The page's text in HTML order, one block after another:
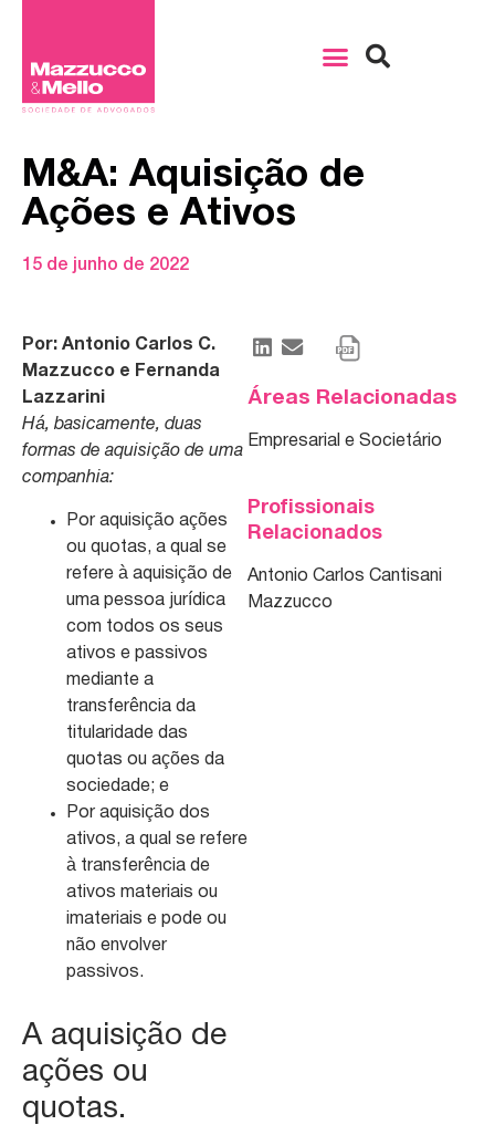
M&A: Aquisição de
Ações e Ativos
15 de junho de 2022
Por: Antonio Carlos C.
Mazzucco e Fernanda
Lazzarini
Há, basicamente, duas
formas de aquisição de uma
companhia:
Por aquisição ações
ou quotas, a qual se
refere à aquisição de
uma pessoa jurídica
com todos os seus
ativos e passivos
mediante a
transferência da
titularidade das
quotas ou ações da
sociedade; e
Por aquisição dos
ativos, a qual se refere
à transferência de
ativos materiais ou
imateriais e pode ou
não envolver
passivos.
A aquisição de
ações ou
quotas.
Áreas Relacionadas
Empresarial e Societário
Profissionais
Relacionados
Antonio Carlos Cantisani
Mazzucco